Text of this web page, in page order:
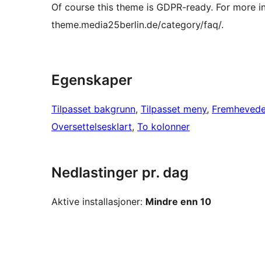
Of course this theme is GDPR-ready. For
theme.media25berlin.de/category/faq/.
Egenskaper
Tilpasset bakgrunn, Tilpasset meny,
Oversettelsesklart, To kolonner
Nedlastinger pr. dag
Aktive installasjoner: Mindre enn 10